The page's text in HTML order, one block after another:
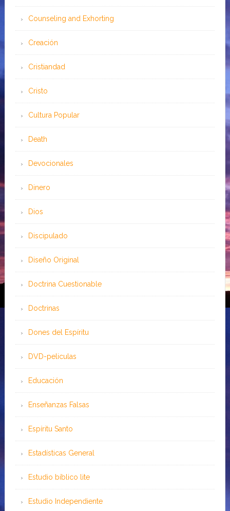
Counseling and Exhorting
Creación
Cristiandad
Cristo
Cultura Popular
Death
Devocionales
Dinero
Dios
Discipulado
Diseño Original
Doctrina Cuestionable
Doctrinas
Dones del Espíritu
DVD-peliculas
Educación
Enseñanzas Falsas
Espíritu Santo
Estadísticas General
Estudio bíblico lite
Estudio Independiente